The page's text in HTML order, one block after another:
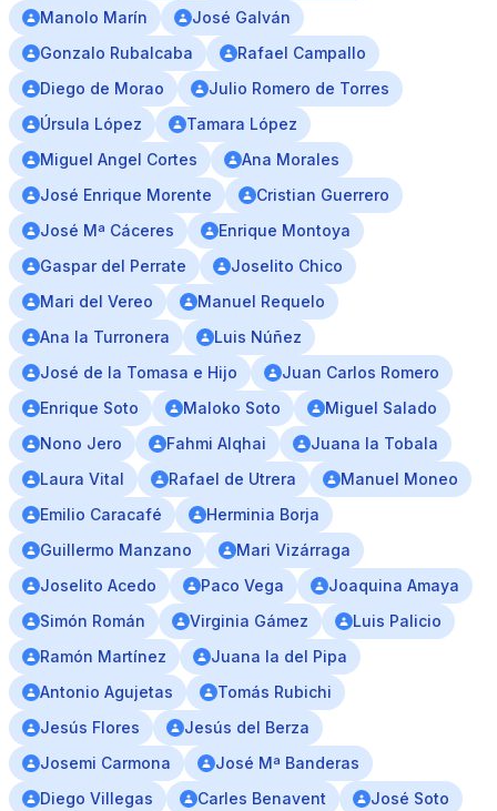
Manolo Marín
José Galván
Gonzalo Rubalcaba
Rafael Campallo
Diego de Morao
Julio Romero de Torres
Úrsula López
Tamara López
Miguel Angel Cortes
Ana Morales
José Enrique Morente
Cristian Guerrero
José Mª Cáceres
Enrique Montoya
Gaspar del Perrate
Joselito Chico
Mari del Vereo
Manuel Requelo
Ana la Turronera
Luis Núñez
José de la Tomasa e Hijo
Juan Carlos Romero
Enrique Soto
Maloko Soto
Miguel Salado
Nono Jero
Fahmi Alqhai
Juana la Tobala
Laura Vital
Rafael de Utrera
Manuel Moneo
Emilio Caracafé
Herminia Borja
Guillermo Manzano
Mari Vizárraga
Joselito Acedo
Paco Vega
Joaquina Amaya
Simón Román
Virginia Gámez
Luis Palicio
Ramón Martínez
Juana la del Pipa
Antonio Agujetas
Tomás Rubichi
Jesús Flores
Jesús del Berza
Josemi Carmona
José Mª Banderas
Diego Villegas
Carles Benavent
José Soto